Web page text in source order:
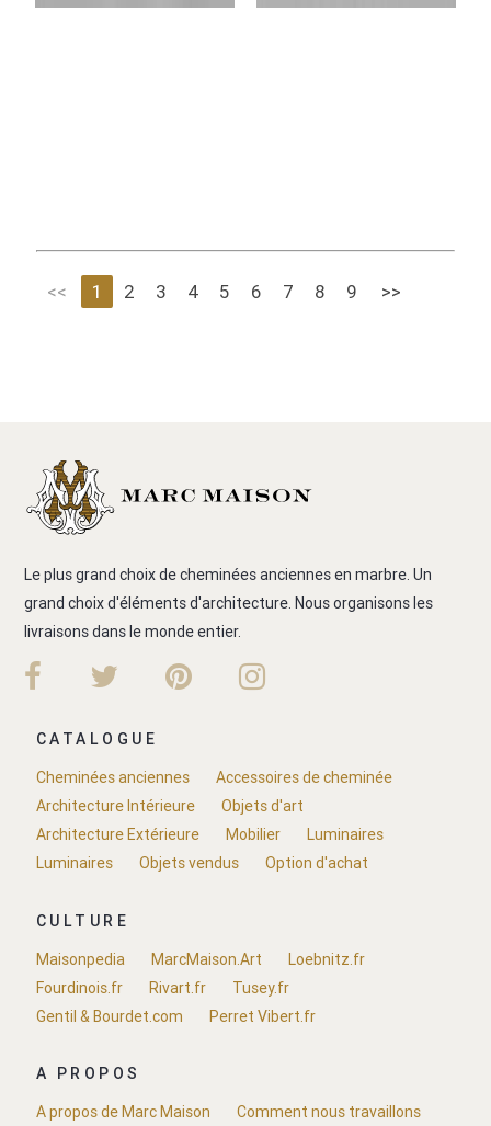
<< 1 2 3 4 5 6 7 8 9 >>
Le plus grand choix de cheminées anciennes en marbre. Un
grand choix d'éléments d'architecture. Nous organisons les
livraisons dans le monde entier.
CATALOGUE
Cheminées anciennes
Accessoires de cheminée
Architecture Intérieure
Objets d'art
Architecture Extérieure
Mobilier
Luminaires
Luminaires
Objets vendus Option d'achat
CULTURE
Maisonpedia
MarcMaison.Art
Loebnitz.fr
Fourdinois.fr
Rivart.fr
Tusey.fr
Gentil & Bourdet.com
Perret Vibert.fr
A PROPOS
A propos de Marc Maison
Comment nous travaillons